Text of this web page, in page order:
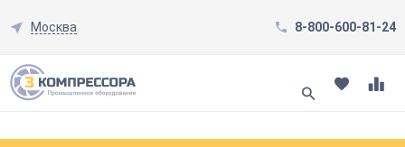
Москва 8-800-600-81-24